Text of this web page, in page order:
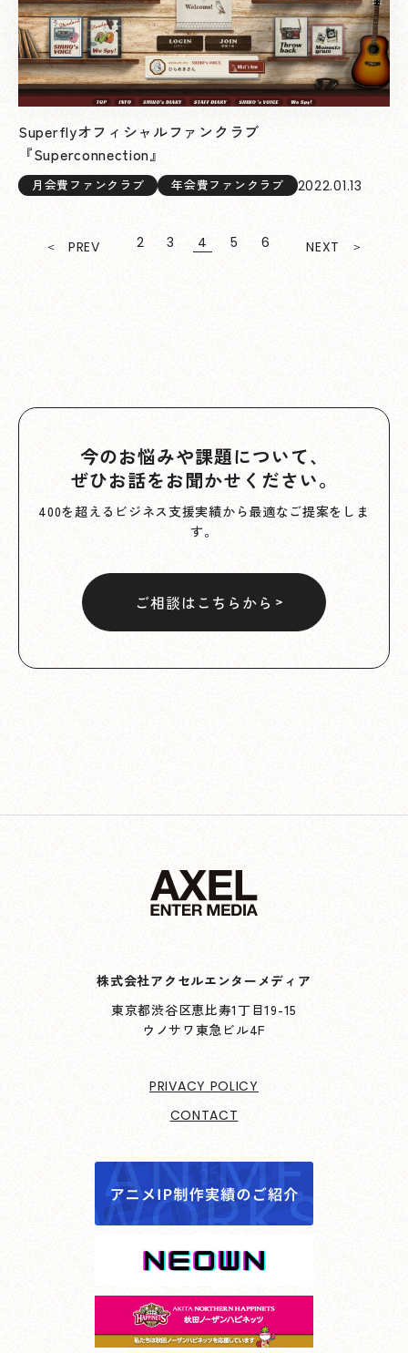
Superflyオフィシャルファンクラブ
『Superconnection』
月会費ファンクラブ 年会費ファンクラブ 2022.01.13
PREV 2 3 4 5 6 NEXT
今のお悩みや課題について、
ぜひお話をお聞かせください。
400を超えるビジネス支援実績から最適なご提案をしま
す。
ご相談はこちらから
株式会社アクセルエンターメディア
東京都渋谷区恵比寿1丁目19-15
ウノサワ東急ビル4F
PRIVACY POLICY
CONTACT